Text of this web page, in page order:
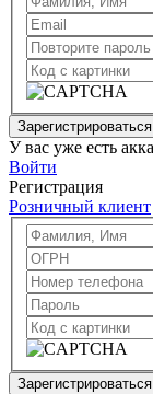
Зарегистрироваться
У вас уже есть
Войти
Регистрация
Розничный клиент
Зарегистрироваться